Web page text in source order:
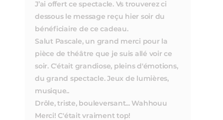
J’ai offert ce spectacle. Vs trouverez ci
dessous le message reçu hier soir du
bénéficiaire de ce cadeau.
Salut Pascale, un grand merci pour la
pièce de théâtre que je suis allé voir ce
soir. C'était grandiose, pleins d'émotions,
du grand spectacle. Jeux de lumières,
musique..
Drôle, triste, bouleversant... Wahhouu
Merci! C'était vraiment top!